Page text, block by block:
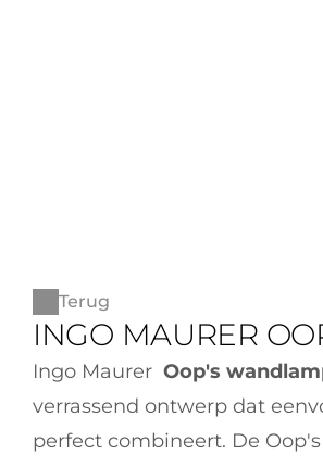
Terug
INGO MAURER
Ingo Maurer Oop's
verrassend ontwerp dat
perfect combineert. De